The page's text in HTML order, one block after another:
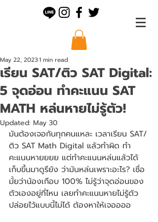
เรียน SAT/ติว SAT Digital:
5 จุดอ่อน ทำคะแนน SAT
MATH หล่นหายไม่รู้ตัว!
May 22, 20231 min read
Updated: May 30
มันต้องเจอกันทุกคนแหละ เวลาเรียน SAT/
ติว SAT Math Digital แล้วทำผิด ทำ
คะแนนหายยยย แต่ทำคะแนนหล่นแล้วได้
เก็บขึ้นมาดูรึยัง ว่ามันหล่นเพราะอะไร? เชื่อ
มั้ยว่าน้องเกือบ 100% ไม่รู้ว่าจุดอ่อนของ
ตัวเองอยู่ที่ไหน เลยทำคะแนนหายไม่รู้ตัว
ปล่อยไว้แบบนี้ไม่ได้ ต้องหาให้เจออออ